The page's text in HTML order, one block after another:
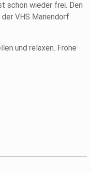
schon wieder frei. Den
VHS Mariendorf
und relaxen. Frohe